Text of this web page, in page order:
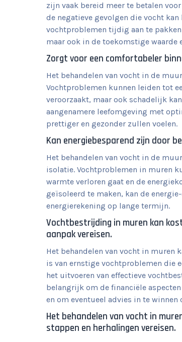
zijn vaak bereid meer te betalen
de negatieve gevolgen die vocht kan
vochtproblemen tijdig aan te
maar ook in de toekomstige waarde
Zorgt voor een comfortabeler
Het behandelen van vocht in de
Vochtproblemen kunnen leiden tot
veroorzaakt, maar ook schadelijk
aangenamere leefomgeving met
prettiger en gezonder zullen voelen.
Kan energiebesparend zijn door
Het behandelen van vocht in de
isolatie. Vochtproblemen in muren
warmte verloren gaat en de
geïsoleerd te maken, kan de
energierekening op lange termijn.
Vochtbestrijding in muren kan
aanpak vereisen.
Het behandelen van vocht in muren
is van ernstige vochtproblemen die
het uitvoeren van effectieve
belangrijk om de financiële
en om eventueel advies in te
Het behandelen van vocht in
stappen en herhalingen vereisen.